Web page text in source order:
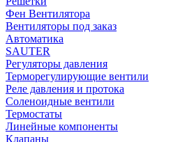
Фен Вентилятора
Вентиляторы под заказ
Автоматика
SAUTER
Регуляторы давления
Терморегулирующие вентили
Реле давления и протока
Соленоидные вентили
Термостаты
Линейные компоненты
Клапаны